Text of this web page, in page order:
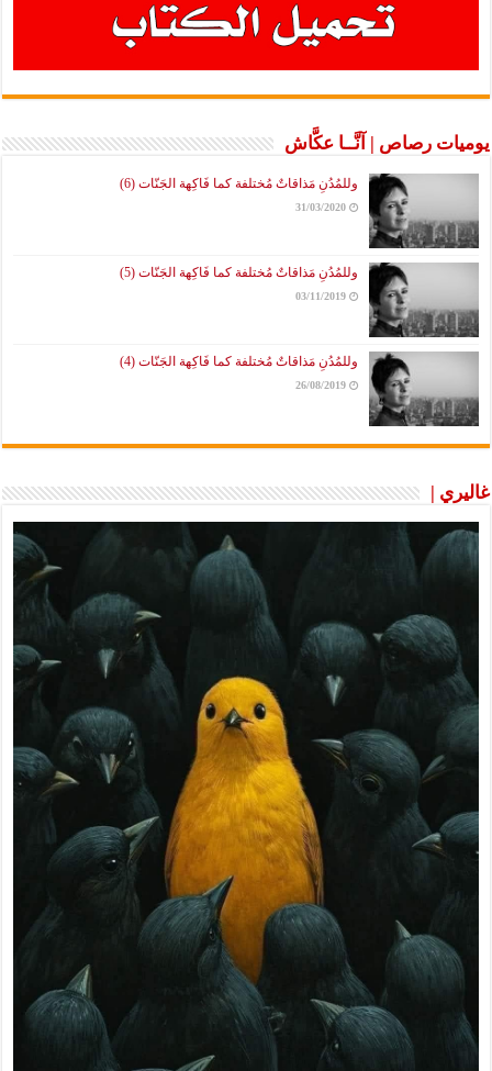
يوميات رصاص | آنَّــا عكَّاش
وللمُدُنِ مَذاقاتٌ مُختلفة كما فَاكِهة الجَنّات (6)
31/03/2020
وللمُدُنِ مَذاقاتٌ مُختلفة كما فَاكِهة الجَنّات (5)
03/11/2019
وللمُدُنِ مَذاقاتٌ مُختلفة كما فَاكِهة الجَنّات (4)
26/08/2019
غاليري |